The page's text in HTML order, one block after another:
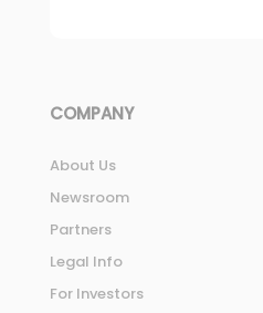
COMPANY
About Us
Newsroom
Partners
Legal Info
For Investors